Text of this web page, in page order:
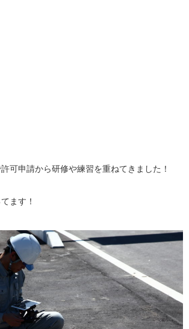
可申請から研修や練習を重ねてきました！
ます！